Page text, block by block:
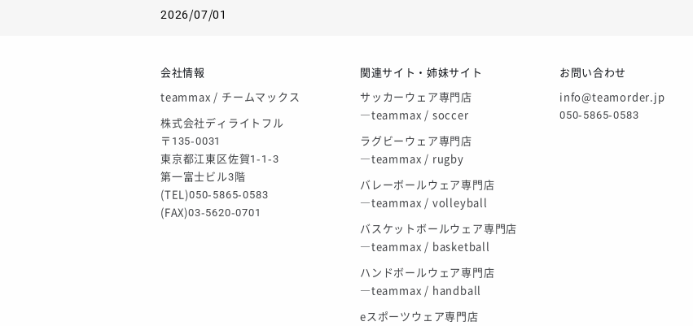
2026/07/01
2026/05/07
ゴールデンウィーク休業のお知らせ
会社情報
teammax / チームマックス
株式会社ディライトフル
〒135-0031
東京都江東区佐賀1-1-3
第一富士ビル3階
(TEL)050-5865-0583
(FAX)03-5620-0701
関連サイト・姉妹サイト
サッカーウェア専門店
―teammax / soccer
ラグビーウェア専門店
―teammax / rugby
バレーボールウェア専門店
―teammax / volleyball
バスケットボールウェア専門店
―teammax / basketball
ハンドボールウェア専門店
―teammax / handball
eスポーツウェア専門店
お問い合わせ
info@teamorder.jp
050-5865-0583